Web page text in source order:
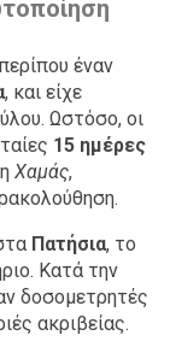
έναν
, και είχε
Ωστόσο, οι
15 ημέρες
Χαμάς,
Πατήσια, το
Κατά την
δοσομετρητές
ακριβείας.